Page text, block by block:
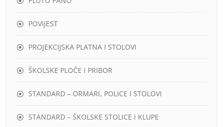
POVIJEST
PROJEKCIJSKA PLATNA I STOLOVI
ŠKOLSKE PLOČE I PRIBOR
STANDARD – ORMARI, POLICE I STOLOVI
STANDARD – ŠKOLSKE STOLICE I KLUPE